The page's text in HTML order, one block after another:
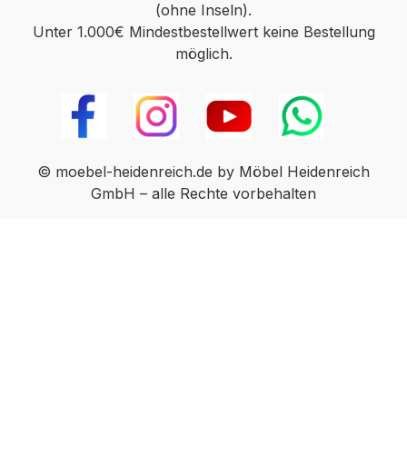
(ohne Inseln).
Unter 1.000€ Mindestbestellwert keine Bestellung
möglich.
© moebel-heidenreich.de by Möbel Heidenreich
GmbH – alle Rechte vorbehalten